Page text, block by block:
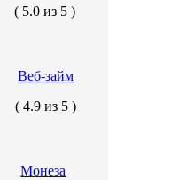
( 5.0 из 5 )
Веб-займ
( 4.9 из 5 )
Монеза